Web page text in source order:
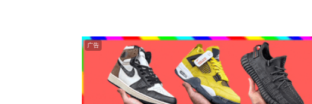
广告